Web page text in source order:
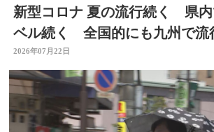
新型コロナ 夏の流行続く 県内
ベル続く 全国的にも九州で
分
2026年07月22日